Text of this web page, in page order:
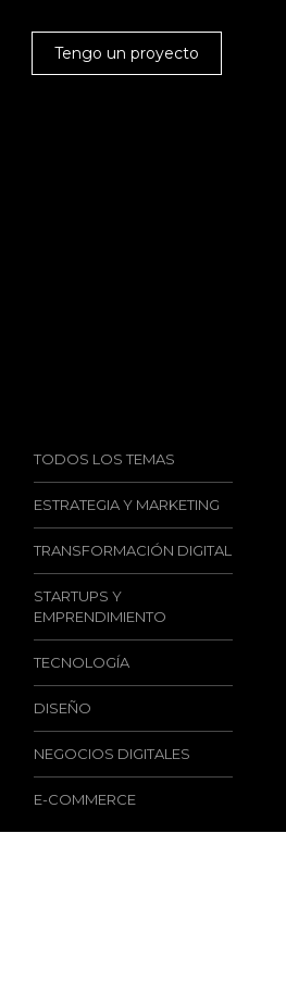
Tengo un proyecto
TODOS LOS TEMAS
ESTRATEGIA Y MARKETING
TRANSFORMACIÓN DIGITAL
STARTUPS Y
EMPRENDIMIENTO
TECNOLOGÍA
DISEÑO
NEGOCIOS DIGITALES
E-COMMERCE